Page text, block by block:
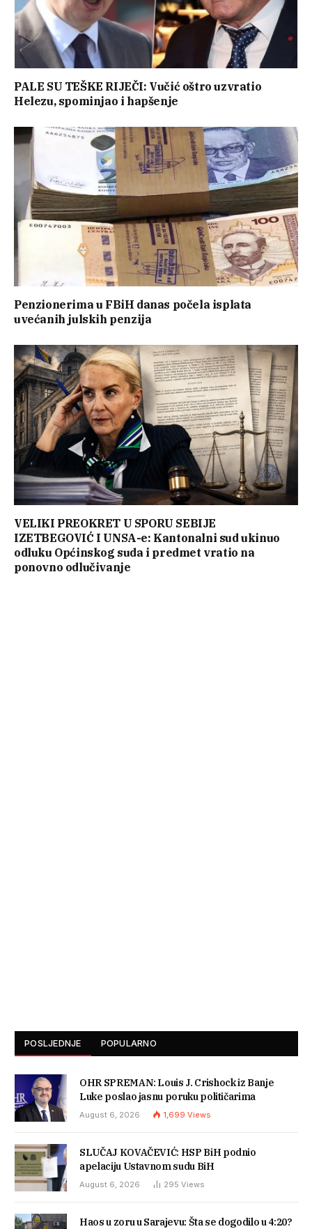
PALE SU TEŠKE RIJEČI: Vučić oštro uzvratio
Helezu, spominjao i hapšenje
Penzionerima u FBiH danas počela isplata
uvećanih julskih penzija
VELIKI PREOKRET U SPORU SEBIJE
IZETBEGOVIĆ I UNSA-e: Kantonalni sud ukinuo
odluku Općinskog suda i predmet vratio na
ponovno odlučivanje
POSLJEDNJE POPULARNO
OHR SPREMAN: Louis J. Crishock iz Banje
Luke poslao jasnu poruku političarima
August 6, 2026 1,699 Views
SLUČAJ KOVAČEVIĆ: HSP BiH podnio
apelaciju Ustavnom sudu BiH
August 6, 2026 295 Views
Haos u zoru u Sarajevu: Šta se dogodilo u 4:20?